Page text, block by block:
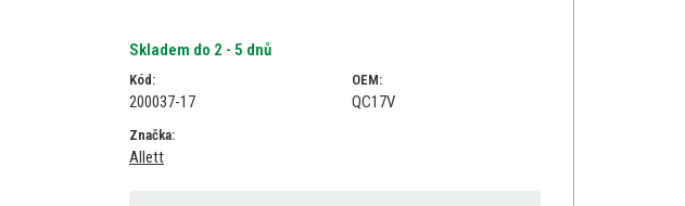
Skladem do 2 - 5 dnů
Kód:
200037-17
OEM:
QC17V
Značka:
Allett